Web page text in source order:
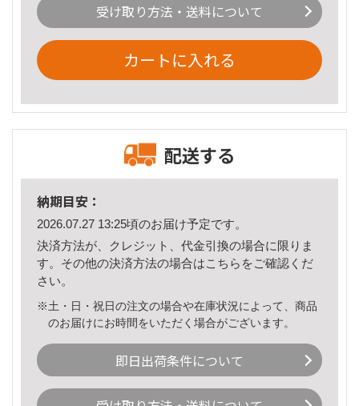
受け取り方法・送料について
カートに入れる
配送する
納期目安：
2026.07.27 13:25頃のお届け予定です。
決済方法が、クレジット、代金引換の場合に限りま
す。その他の決済方法の場合はこちら をご確認くだ
さい。
※土・日・祝日の注文の場合や在庫状況によって、商品
のお届けにお時間をいただく場合がございます。
即日出荷条件について